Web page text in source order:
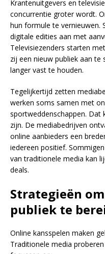
Krantenuitgevers en
concurrentie groter wordt.
hun formule te vernieuwen.
digitale edities aan met
Televisiezenders starten
zij een nieuw publiek aan te
langer vast te houden.
Tegelijkertijd zetten
werken soms samen met
sportweddenschappen. Dat
zijn. De mediabedrijven
online aanbieders een
iedereen positief.
van traditionele media kan
deals.
Strategieën
publiek te
Online kansspelen maken
Traditionele media